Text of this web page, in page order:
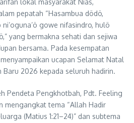
lokal masyarakat Nias,
pepatah “Hasambua dödö,
gowe nifasindro, hulö
yang bermakna sehati dan sejiwa
bersama. Pada kesempatan
ucapan Selamat Natal
2026 kepada seluruh hadirin.
Pendeta Pengkhotbah, Pdt. Feeling
mengangkat tema “Allah Hadir
(Matius 1:21–24)” dan subtema